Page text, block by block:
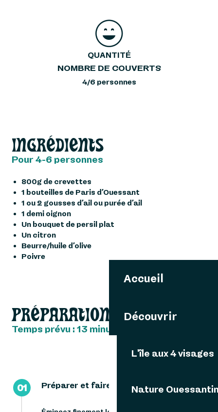
Accueil
Découvrir
L'île aux 4 visages
Nature
QUANTITÉ
NOMBRE DE COUVERTS
4/6 personnes
INGRÉDIENTS
Pour 4-6 personnes
800g de crevettes
1 bouteilles de Paris d’Ouessant
1 ou 2 gousses d’ail ou purée d’ail
1 demi oignon
Un bouquet de persil plat
Un citron
Beurre/huile d’olive
Poivre
PRÉPARATION
Temps prévu : 13 minutes
01 Préparer et faire suer les oignons !